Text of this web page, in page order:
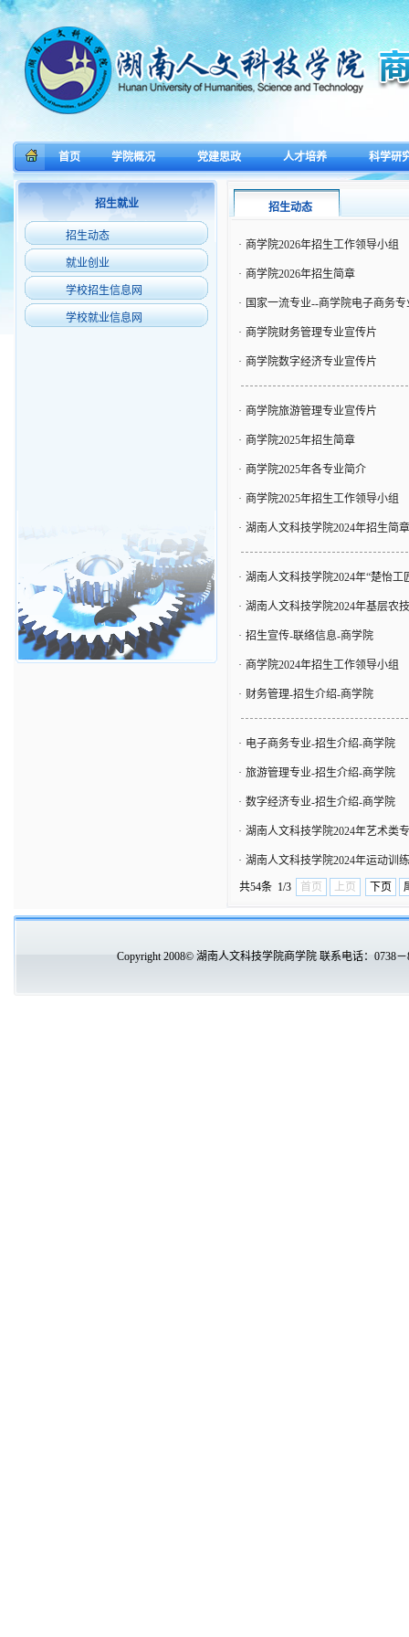
首页 学院概况 党建思政 人才培养 科学研
招生就业
招生动态
就业创业
学校招生信息网
学校就业信息网
招生动态
· 商学院2026年招生工作领导小组
· 商学院2026年招生简章
· 国家一流专业--商学院电子商务
· 商学院财务管理专业宣传片
· 商学院数字经济专业宣传片
· 商学院旅游管理专业宣传片
· 商学院2025年招生简章
· 商学院2025年各专业简介
· 商学院2025年招生工作领导小组
· 湖南人文科技学院2024年招生简章
· 湖南人文科技学院2024年“楚怡工
· 湖南人文科技学院2024年基层农
· 招生宣传-联络信息-商学院
· 商学院2024年招生工作领导小组
· 财务管理-招生介绍-商学院
· 电子商务专业-招生介绍-商学院
· 旅游管理专业-招生介绍-商学院
· 数字经济专业-招生介绍-商学院
· 湖南人文科技学院2024年艺术类
· 湖南人文科技学院2024年运动训
共54条 1/3 首页 上页 下页
Copyright 2008© 湖南人文科技学院商学院 联系电话：0738